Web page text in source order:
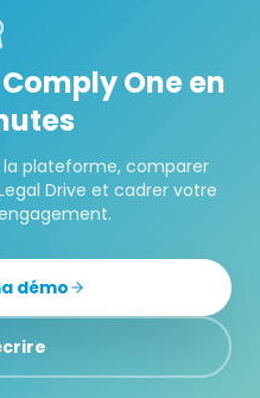
One en
plateforme, comparer
Drive et cadrer votre
démo